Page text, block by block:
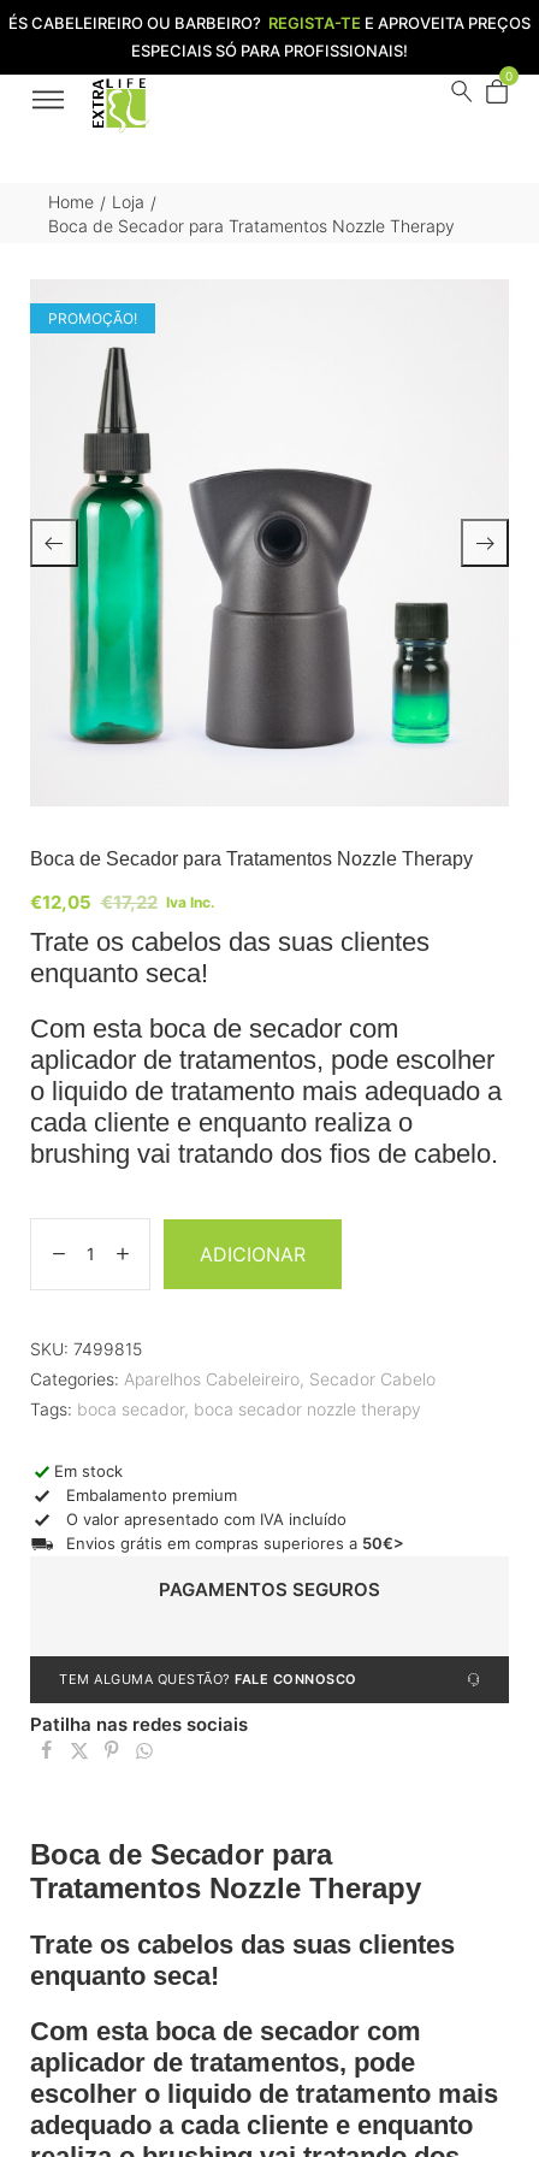
ÉS CABELEIREIRO OU BARBEIRO? REGISTA-TE E APROVEITA PREÇOS
ESPECIAIS SÓ PARA PROFISSIONAIS!
0
Home / Loja /
Boca de Secador para Tratamentos Nozzle Therapy
PROMOÇÃO!
Boca de Secador para Tratamentos Nozzle Therapy
€17,22
€12,05 Iva Inc.
Trate os cabelos das suas clientes
enquanto seca!
Com esta boca de secador com
aplicador de tratamentos, pode escolher
o liquido de tratamento mais adequado a
cada cliente e enquanto realiza o
brushing vai tratando dos fios de cabelo.
ADICIONAR
SKU: 7499815
Categories: Aparelhos Cabeleireiro, Secador Cabelo
Tags: boca secador, boca secador nozzle therapy
Em stock
Embalamento premium
O valor apresentado com IVA incluído
Envios grátis em compras superiores a 50€>
PAGAMENTOS SEGUROS
TEM ALGUMA QUESTÃO? FALE CONNOSCO
Patilha nas redes sociais
Boca de Secador para
Tratamentos Nozzle Therapy
Trate os cabelos das suas clientes
enquanto seca!
Com esta boca de secador com
aplicador de tratamentos, pode
escolher o liquido de tratamento mais
adequado a cada cliente e enquanto